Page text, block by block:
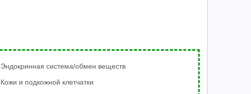
Эндокринная система/обмен веществ
Кожи и подкожной клетчатки